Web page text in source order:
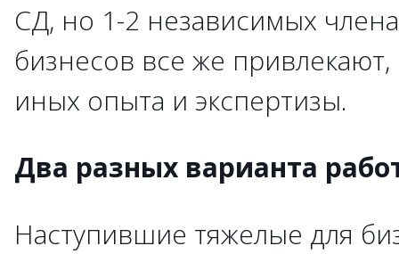
СД, но 1-2 независимых
бизнесов все же
иных опыта и экспертизы.
Два разных варианта
Наступившие тяжелые для